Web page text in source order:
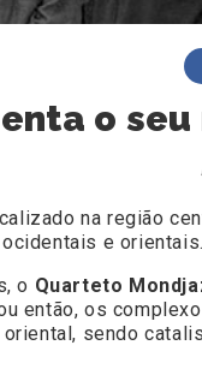
o
na região
e orientais.
o Quarteto
então, os
sendo